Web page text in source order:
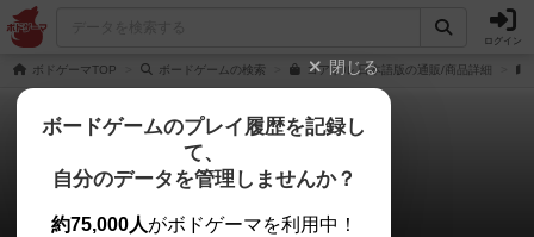
ログイン
ボドゲーマTOP ボードゲームの検索 コアトル 日本語版の通販/商品詳細
コアトル
6件の画像
閉じる
ボードゲームのプレイ履歴を記録し
て、
自分のデータを管理しませんか？
約75,000人がボドゲーマを利用中！